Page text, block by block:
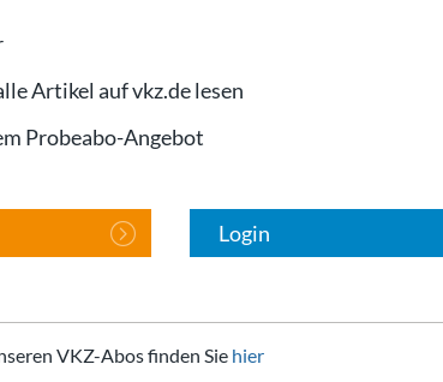
Artikel auf vkz.de lesen
Probeabo-Angebot
Login
VKZ-Abos finden Sie hier